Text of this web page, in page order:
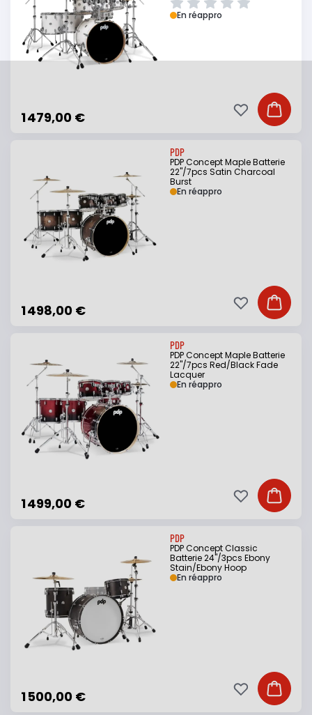
1 479,00 €
En réappro
Ajouter
Ajouter à ma
PDP
PDP Concept Maple Batterie
22"/7pcs Satin Charcoal
Burst
1 498,00 €
En réappro
Ajouter
Ajouter à ma
PDP
PDP Concept Maple Batterie
22"/7pcs Red/Black Fade
Lacquer
1 499,00 €
En réappro
Ajouter
Ajouter à ma
PDP
PDP Concept Classic
Batterie 24"/3pcs Ebony
Stain/Ebony Hoop
1 500,00 €
En réappro
Ajouter
Ajouter à ma